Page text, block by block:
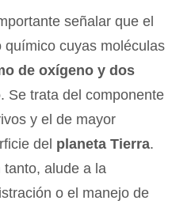
señalar que el
químico cuyas moléculas
de oxígeno y dos
. Se trata del componente
y el de mayor
del planeta Tierra.
tanto, alude a la
o el manejo de